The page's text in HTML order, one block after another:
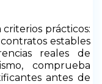
criterios prácticos:
estables
reales de
comprueba
antes de